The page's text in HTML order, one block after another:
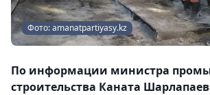
Фото: amanatpartiyasy.kz
По информации министра
строительства Каната